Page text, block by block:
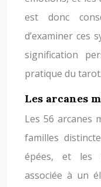
est donc
d’examiner ces
signification
pratique du tarot.
Les arcanes
Les 56 arcanes
familles
épées, et les
associée à un